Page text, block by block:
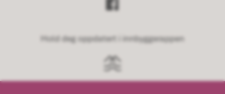
Hold deg oppdatert i innbyggerappen